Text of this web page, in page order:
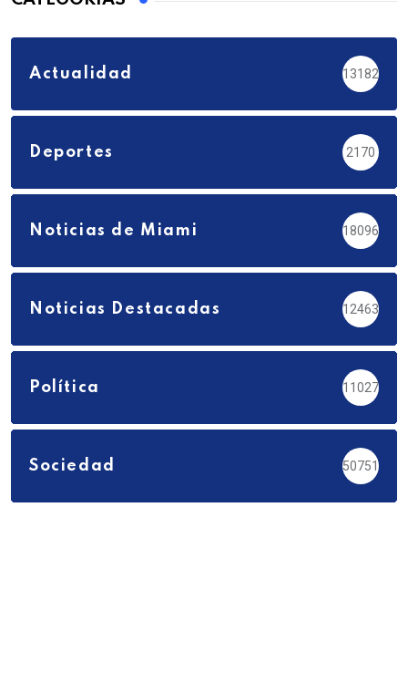
Actualidad 13182
Deportes 2170
Noticias de Miami 18096
Noticias Destacadas 12463
Política 11027
Sociedad 50751